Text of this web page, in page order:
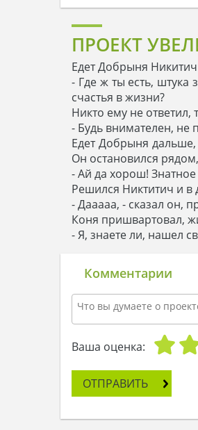
ПРОЕКТ
Едет Добрыня
- Где ж ты есть, штука
счастья в жизни?
Никто ему не
- Будь внимателен,
Едет Добрыня
Он остановился
- Ай да хорош!
Решился Никтитич и в
- Дааааа, - сказал он,
Коня пришвартовал,
- Я, знаете ли, нашел
Комментарии
Ваша оценка:
ОТПРАВИТЬ